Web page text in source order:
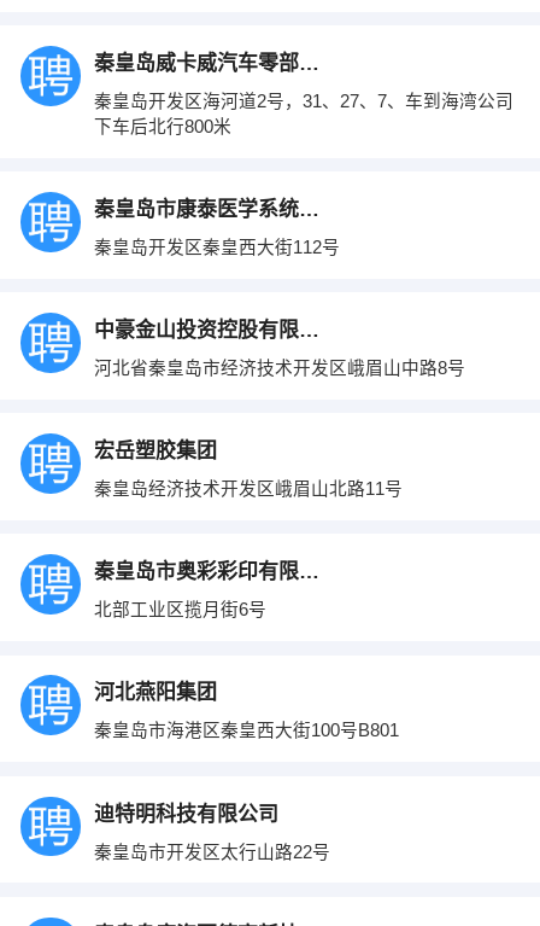
秦皇岛威卡威汽车零部件有限公司
秦皇岛开发区海河道2号，31、27、7、车到海湾公司
下车后北行800米
秦皇岛市康泰医学系统有限公司
秦皇岛开发区秦皇西大街112号
中豪金山投资控股有限公司
河北省秦皇岛市经济技术开发区峨眉山中路8号
宏岳塑胶集团
秦皇岛经济技术开发区峨眉山北路11号
秦皇岛市奥彩彩印有限公司
北部工业区揽月街6号
河北燕阳集团
秦皇岛市海港区秦皇西大街100号B801
迪特明科技有限公司
秦皇岛市开发区太行山路22号